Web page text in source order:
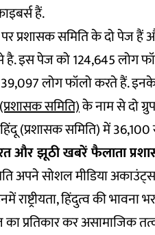
हैं.
प्रशासक समिति के दो पेज
इस पेज को 124,645 लोग
लोग फॉलो करते हैं.
समिति)के नाम से दो
(प्रशासक समिति) में
और झूठी खबरें फैलाता
अपने सोशल मीडिया
राष्ट्रीयता, हिंदुत्व की
का प्रतिकार कर असामाजिक